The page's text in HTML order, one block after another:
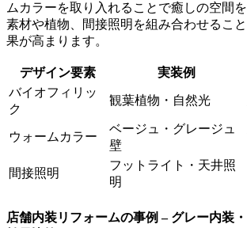
ムカラーを取り入れることで癒しの空間
素材や植物、間接照明を組み合わせるこ
果が高まります。
デザイン要素 実装例
バイオフィリッ
ク
観葉植物・自然光
ウォームカラー
ベージュ・グレージュ
壁
間接照明
フットライト・天井照
明
店舗内装リフォームの事例 – グレー内装